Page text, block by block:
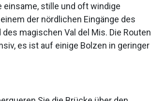
einsame, stille und oft windige
der nördlichen Eingänge des
magischen Val del Mis. Die Routen
es ist auf einige Bolzen in geringer